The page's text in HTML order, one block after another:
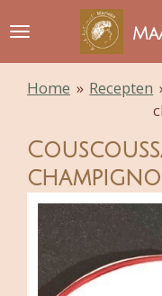
direct
naar
Home » Recepten